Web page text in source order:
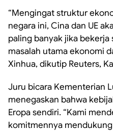
“Mengingat struktur
negara ini, Cina dan UE
paling banyak jika
masalah utama ekonomi
Xinhua, dikutip Reuters,
Juru bicara Kementerian
menegaskan bahwa
Eropa sendiri. “Kami
komitmennya